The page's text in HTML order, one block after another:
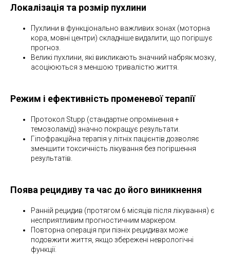
Локалізація та розмір пухлини
Пухлини в функціонально важливих зонах (моторна
кора, мовні центри) складніше видалити, що погіршує
прогноз.
Великі пухлини, які викликають значний набряк мозку,
асоціюються з меншою тривалістю життя.
Режим і ефективність променевої терапії
Протокол Stupp (стандартне опромінення +
темозоламід) значно покращує результати.
Гіпофракційна терапія у літніх пацієнтів дозволяє
зменшити токсичність лікування без погіршення
результатів.
Поява рецидиву та час до його виникнення
Ранній рецидив (протягом 6 місяців після лікування) є
несприятливим прогностичним маркером.
Повторна операція при пізніх рецидивах може
подовжити життя, якщо збережені неврологічні
функції.